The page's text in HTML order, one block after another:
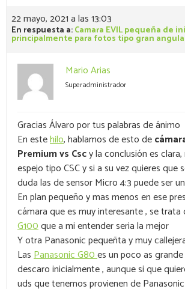
22 mayo, 2021 a las 13:03
En respuesta a:Camara EVIL pequeña de
principalmente para fotos tipo gran
Mario Arias
Superadministrador
Gracias Álvaro por tus palabras de ánimo
En estehilo, hablamos de esto de
Premium vs Cscy la conclusión es
espejo tipo CSC y si a su vez quieres que
duda las de sensor Micro 4:3 puede ser
En plan pequeño y mas menos en ese
cámara que es muy interesante , se trata
G100que a mi entender seria la mejor
Y otra Panasonic pequeñta y muy
LasPanasonic G80es un poco as
descaro inicialmente , aunque si que
uds que tenemos provienen de